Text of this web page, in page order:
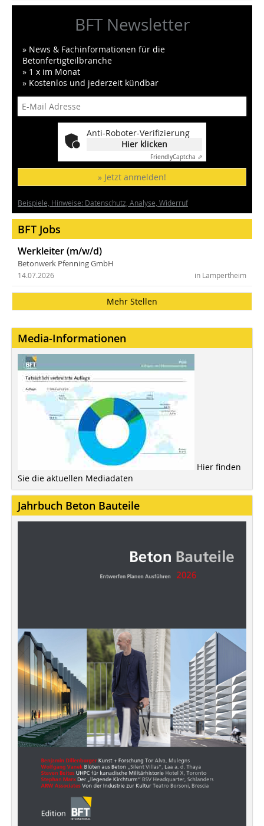
BFT Newsletter
» News & Fachinformationen für die
Betonfertigteilbranche
» 1 x im Monat
» Kostenlos und jederzeit kündbar
Anti-Roboter-Verifizierung
Hier klicken
FriendlyCaptcha ⇗
» Jetzt anmelden!
Beispiele, Hinweise: Datenschutz, Analyse, Widerruf
BFT Jobs
Werkleiter (m/w/d)
Betonwerk Pfenning GmbH
in Lampertheim
14.07.2026
Mehr Stellen
Media-Informationen
Hier finden
Sie die aktuellen Mediadaten
Jahrbuch Beton Bauteile